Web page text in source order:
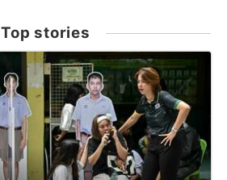
Top stories